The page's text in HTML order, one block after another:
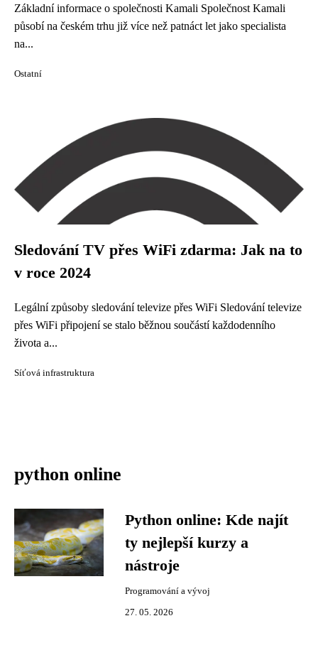
Základní informace o společnosti Kamali Společnost Kamali
působí na českém trhu již více než patnáct let jako specialista
na...
Ostatní
Sledování TV přes WiFi zdarma: Jak na to
v roce 2024
Legální způsoby sledování televize přes WiFi Sledování televize
přes WiFi připojení se stalo běžnou součástí každodenního
života a...
Síťová infrastruktura
python online
Python online: Kde najít
ty nejlepší kurzy a
nástroje
Programování a vývoj
27. 05. 2026